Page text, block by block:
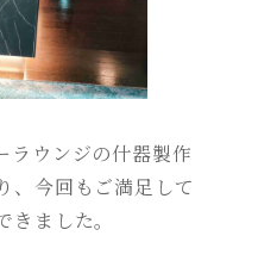
ラウンジの什器製作
、今回もご満足して
ました。